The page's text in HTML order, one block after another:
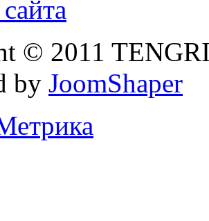
© 2011
by JoomShaper